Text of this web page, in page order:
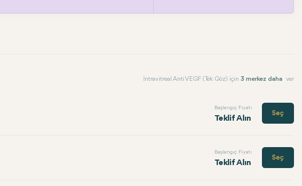
İntravitreal Anti VEGF (Tek Göz) için 3 merkez daha var
Başlangıç Fiyatı
Teklif Alın
Seç
Başlangıç Fiyatı
Teklif Alın
Seç